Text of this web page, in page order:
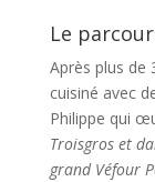
Le
Après plus de
cuisiné avec
Philippe qui
Troisgros et
grand Véfour